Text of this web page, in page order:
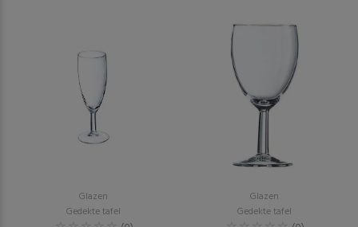
Glazen
Gedekte tafel
Glazen
Gedekte tafel